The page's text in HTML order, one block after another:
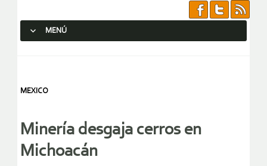
MENÚ
MEXICO
Minería desgaja cerros en
Michoacán